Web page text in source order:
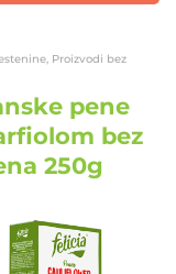
Proizvodi bez
pene
bez
250g